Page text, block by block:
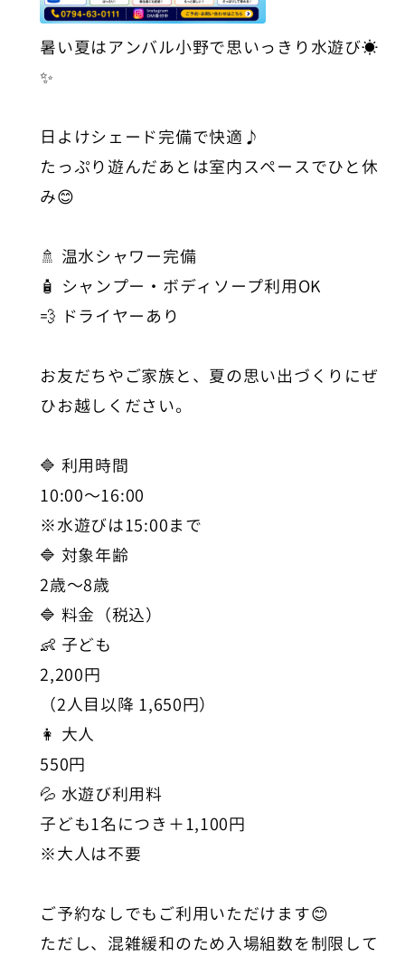
暑い夏はアンバル小野で思いっきり水遊び☀️
✨
日よけシェード完備で快適♪
たっぷり遊んだあとは室内スペースでひと休
み😊
🚿 温水シャワー完備
🧴 シャンプー・ボディソープ利用OK
💨 ドライヤーあり
お友だちやご家族と、夏の思い出づくりにぜ
ひお越しください。
🔷 利用時間
10:00〜16:00
※水遊びは15:00まで
🔷 対象年齢
2歳〜8歳
🔷 料金（税込）
👶 子ども
2,200円
（2人目以降 1,650円）
👩 大人
550円
💦 水遊び利用料
子ども1名につき＋1,100円
※大人は不要
ご予約なしでもご利用いただけます😊
ただし、混雑緩和のため入場組数を制限して